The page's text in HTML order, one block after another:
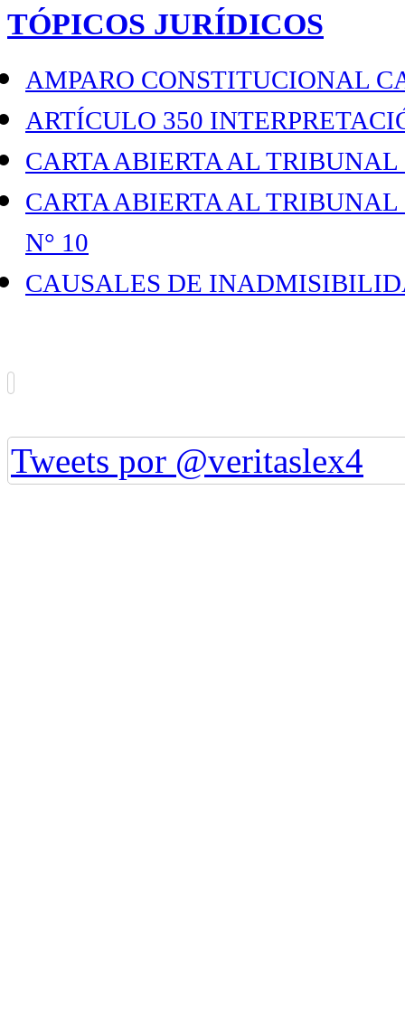
TÓPICOS JURÍDICOS
AMPARO CONSTITUCIONAL
ARTÍCULO 350
CARTA ABIERTA AL
CARTA ABIERTA AL
N° 10
CAUSALES DE
Tweets por @veritaslex4